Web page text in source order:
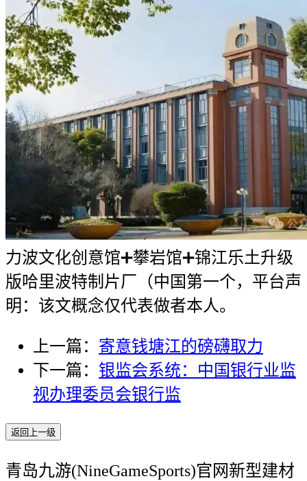
力波文化创意馆➕攀岩馆➕锦江乐土升级
版哈里波特制片厂（中国第一个，平台声
明：该文概念仅代表做者本人。
上一篇： 寄意钱塘江的磅礴取力
下一篇： 银监会系统：中国银行业监
视办理委员会银行监
返回上一级
青岛九游(NineGameSports)官网新型建材